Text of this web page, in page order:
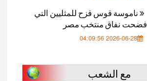
ناموسة قوس قزح للمثليين التي
فضحت نفاق منتخب مصر
2026-06-28 04:09:56
مع الشعب